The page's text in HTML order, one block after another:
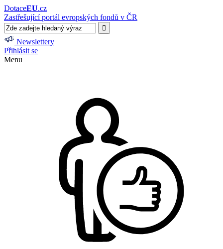
DotaceEU.cz
Zastřešující portál evropských fondů v ČR
Newslettery
Přihlásit se
Menu